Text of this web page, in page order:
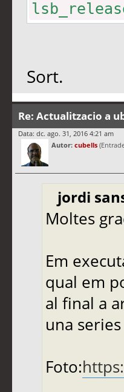
Sort.
Re: Actualitzacio a
Data: dc. ago. 31, 2016 4:21 am
Autor: cubells
jordi
Moltes
Em
qual em
al final a
una
Foto: